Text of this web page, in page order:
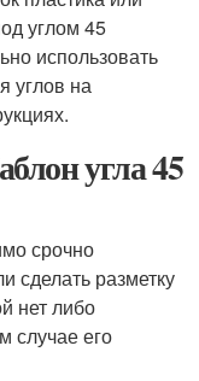
углом 45
использовать
углов на
угла 45
срочно
сделать разметку
нет либо
случае его